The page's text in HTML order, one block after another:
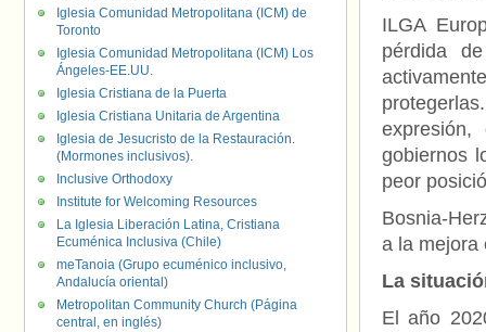
ILGA
pérdida
gobiernos
peor
Bosnia-
a la mejora
La
El año
Iglesia Comunidad Metropolitana (ICM) de
Toronto
Iglesia Comunidad Metropolitana (ICM) Los
Ángeles-EE.UU.
Iglesia Cristiana de la Puerta
Iglesia Cristiana Unitaria de Argentina
Iglesia de Jesucristo de la Restauración.
(Mormones inclusivos).
Inclusive Orthodoxy
Institute for Welcoming Resources
La Iglesia Liberación Latina, Cristiana
Ecuménica Inclusiva (Chile)
meTanoia (Grupo ecuménico inclusivo,
Andalucía oriental)
Metropolitan Community Church (Página
central, en inglés)